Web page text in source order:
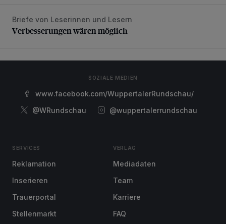
Verbesserungen wären möglich
Briefe von Leserinnen und Lesern
Verbesserungen wären möglich
SOZIALE MEDIEN
www.facebook.com/WuppertalerRundschau/
@WRundschau
@wuppertalerrundschau
SERVICES
Reklamation
Inserieren
Trauerportal
Stellenmarkt
VERLAG
Mediadaten
Team
Karriere
FAQ